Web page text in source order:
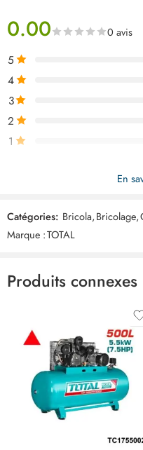
0.00 0 avis
5
4
3
2
1
Soyez le premier à donner
moulette
Commentaires
Il n'y a pas encore de critiques.
En
Catégories: Bricola,Bricolage,
Marque :TOTAL
Produits connexes